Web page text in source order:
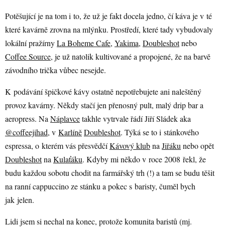
Potěšující je na tom i to, že už je fakt docela jedno, čí káva je v té
které kavárně zrovna na mlýnku. Prostředí, které tady vybudovaly
lokální pražírnyLa Boheme Cafe, Yakima, Doubleshotnebo
Coffee Source, je už natolik kultivované a propojené, že na barvě
závodního trička vůbec nesejde.
K podávání špičkové kávy ostatně nepotřebujete ani naleštěný
provoz kavárny. Někdy stačí jen přenosný pult, malý drip bar a
aeropress. Na Náplavcetakhle vytrvale řádí Jiří Sládek aka
@coffeejihad, v KarlíněDoubleshot. Týká se to i stánkového
espressa, o kterém vás přesvědčíKávový klubna Jiřáku nebo opět
Doubleshotna Kulaťáku. Kdyby mi někdo v roce 2008 řekl, že
budu každou sobotu chodit na farmářský trh (!) a tam se budu těšit
na ranní cappuccino ze stánku a pokec s baristy, čuměl bych
jak jelen.
Lidi jsem si nechal na konec, protože komunita baristů (mj.